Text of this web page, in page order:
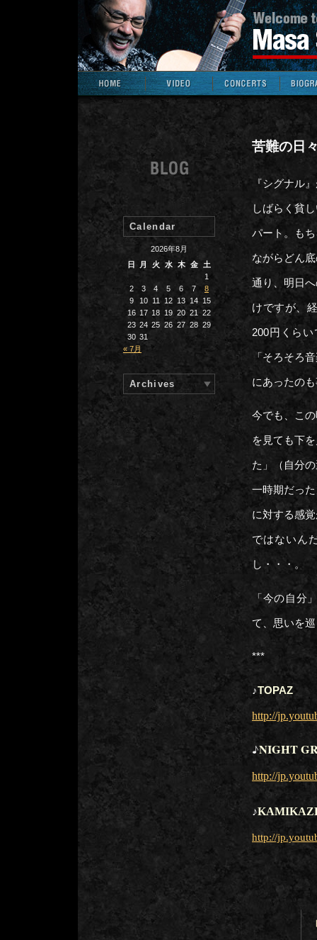
苦難の日
『シグナル
しばらく貧
パート。も
ながらどん
通り、明日
けですが、
200円くら
「そろそろ
にあったの
今でも、こ
を見ても下
た」（自分
一時期だっ
に対する感
ではないん
し・・・。
「今の自分
て、思いを
***
♪TOPAZ
http://
♪NIGHT
http://
♪
http://
Calendar
2026年8月
日
月 火 水 木 金
土
1
2
3 4 5 6 7
8
9
10 11 12 13 14 15
16 17 18 19 20 21
22
23 24 25 26 27 28 29
30 31
« 7月
Archives